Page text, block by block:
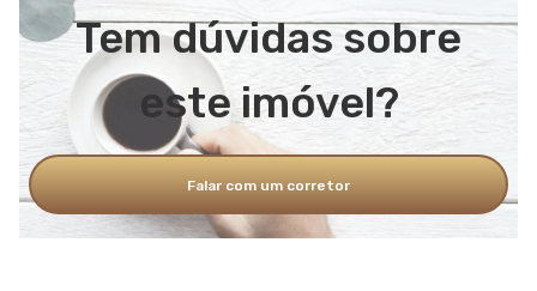
Tem dúvidas sobre
este imóvel?
Falar com um corretor